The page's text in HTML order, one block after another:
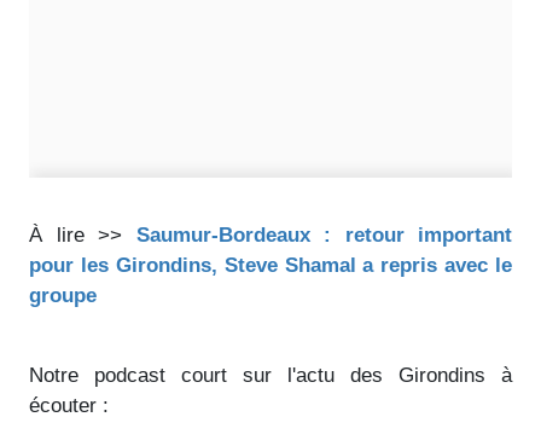
À lire >> Saumur-Bordeaux : retour important
pour les Girondins, Steve Shamal a repris avec le
groupe
Notre podcast court sur l'actu des Girondins à
écouter :